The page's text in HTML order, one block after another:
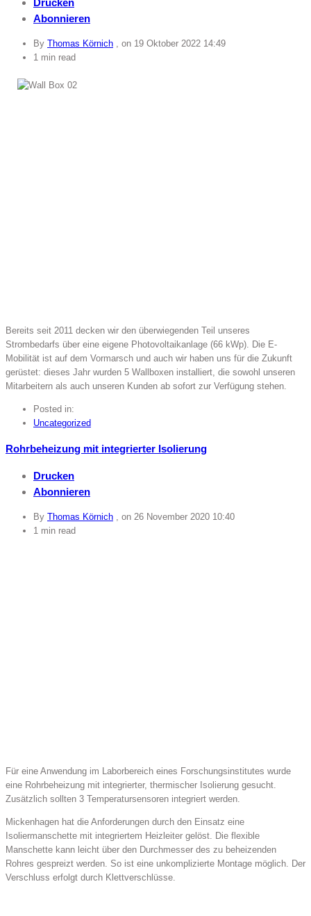
Drucken
Abonnieren
By Thomas Körnich , on 19 Oktober 2022 14:49
1 min read
Bereits seit 2011 decken wir den überwiegenden Teil unseres
Strombedarfs über eine eigene Photovoltaikanlage (66 kWp). Die E-
Mobilität ist auf dem Vormarsch und auch wir haben uns für die Zukunft
gerüstet: dieses Jahr wurden 5 Wallboxen installiert, die sowohl unseren
Mitarbeitern als auch unseren Kunden ab sofort zur Verfügung stehen.
Posted in:
Uncategorized
Rohrbeheizung mit integrierter Isolierung
Drucken
Abonnieren
By Thomas Körnich , on 26 November 2020 10:40
1 min read
Für eine Anwendung im Laborbereich eines Forschungsinstitutes wurde
eine Rohrbeheizung mit integrierter, thermischer Isolierung gesucht.
Zusätzlich sollten 3 Temperatursensoren integriert werden.
Mickenhagen hat die Anforderungen durch den Einsatz eine
Isoliermanschette mit integriertem Heizleiter gelöst. Die flexible
Manschette kann leicht über den Durchmesser des zu beheizenden
Rohres gespreizt werden. So ist eine unkomplizierte Montage möglich. Der
Verschluss erfolgt durch Klettverschlüsse.